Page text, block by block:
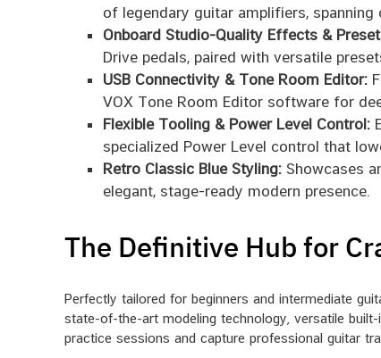
of legendary guitar amplifiers, spanning
Onboard Studio-Quality Effects &
Drive pedals, paired with versatile
USB Connectivity & Tone Room Editor:
VOX Tone Room Editor software for
Flexible Tooling & Power Level Control:
specialized Power Level control that
Retro Classic Blue Styling:Showcases
elegant, stage-ready modern presence.
The Definitive Hub for
Perfectly tailored for beginners and intermediate
state-of-the-art modeling technology, versatile
practice sessions and capture professional guitar